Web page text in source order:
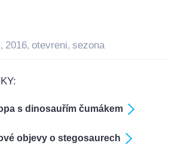
, 2016, otevreni, sezona
s dinosauřím čumákem
objevy o stegosaurech